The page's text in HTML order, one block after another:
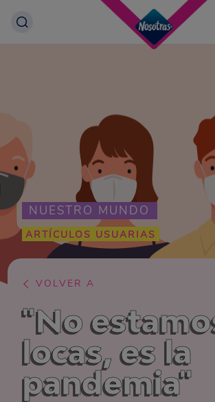
NUESTRO MUNDO
ARTÍCULOS USUARIAS
VOLVER A
"No
locas, es la
pandemia"